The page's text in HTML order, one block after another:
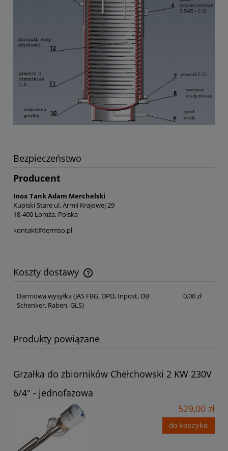
Bezpieczeństwo
Producent
Inox Tank Adam Merchelski
Kupiski Stare ul. Armii Krajowej 29
18-400 Łomża, Polska
kontakt@termso.pl
Koszty dostawy
Cena nie zawiera ewentualnych kosztów płatności
Darmowa wysyłka (JAS FBG, DPD, Inpost, DB
Schenker, Raben, GLS)
0,00 zł
Produkty powiązane
Grzałka do zbiorników Chełchowski 2 KW 230V
6/4" - jednofazowa
529,00 zł
do koszyka